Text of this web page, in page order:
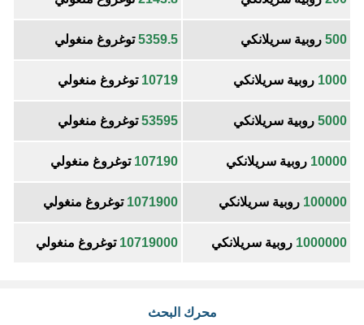
500 روبية سريلانكي 5359.5توغروغ منغولي
1000 روبية سريلانكي 10719 توغروغ منغولي
5000 روبية سريلانكي 53595توغروغ منغولي
10000 روبية سريلانكي 107190 توغروغ منغولي
100000 روبية سريلانكي 1071900 توغروغ منغولي
1000000 روبية سريلانكي 10719000 توغروغ منغولي
محرك البحث